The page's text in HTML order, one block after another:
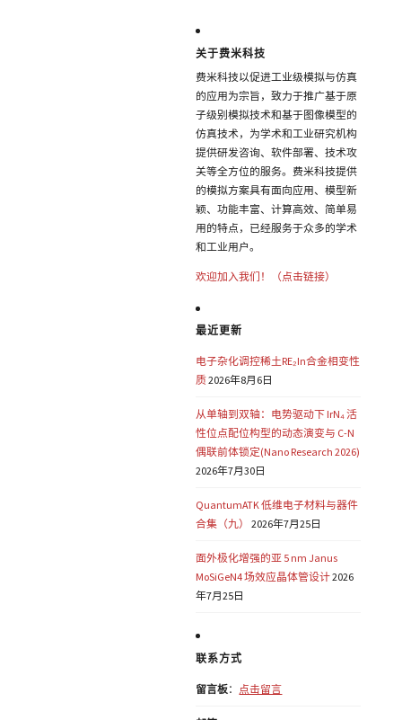
关于费米科技
费米科技以促进工业级模拟与仿真
的应用为宗旨，致力于推广基于原
子级别模拟技术和基于图像模型的
仿真技术，为学术和工业研究机构
提供研发咨询、软件部署、技术攻
关等全方位的服务。费米科技提供
的模拟方案具有面向应用、模型新
颖、功能丰富、计算高效、简单易
用的特点，已经服务于众多的学术
和工业用户。
欢迎加入我们！（点击链接）
最近更新
电子杂化调控稀土RE₂In合金相变性
质2026年8月6日
从单轴到双轴：电势驱动下 IrN₄ 活
性位点配位构型的动态演变与 C-N
偶联前体锁定(Nano Research 2026)
2026年7月30日
QuantumATK 低维电子材料与器件
合集（九）
2026年7月25日
面外极化增强的亚 5 nm Janus
MoSiGeN4 场效应晶体管设计2026
年7月25日
联系方式
留言板： 点击留言